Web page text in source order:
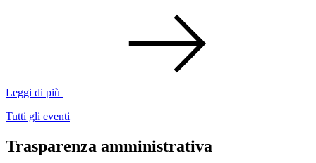
Leggi di più
Tutti gli eventi
Trasparenza amministrativa